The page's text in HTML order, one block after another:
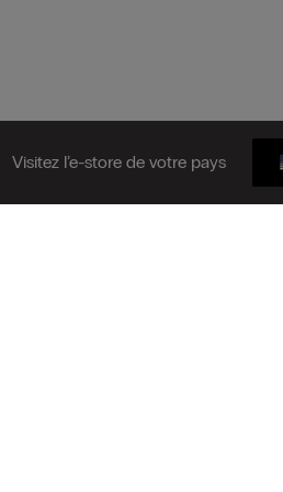
Visitez l’e-store de votre pays